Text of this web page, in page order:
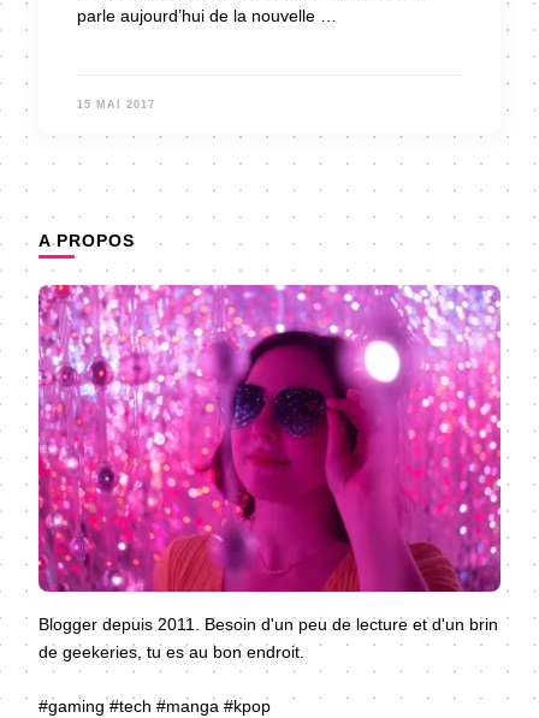
parle aujourd’hui de la nouvelle …
15 MAI 2017
A PROPOS
Blogger depuis 2011. Besoin d'un peu de lecture et d'un brin
de geekeries, tu es au bon endroit.
#gaming #tech #manga #kpop